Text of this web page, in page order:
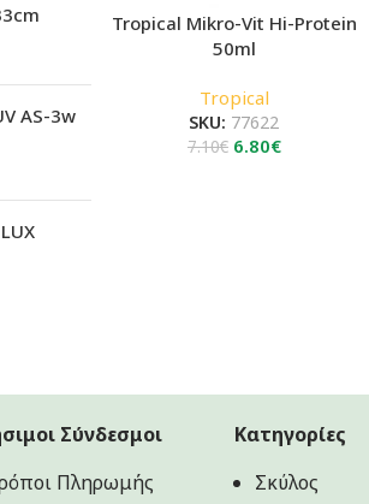
AS-3w
Tropical Mikro-Vit Hi-Protein
50ml
Tropical
SKU: 77622
7.10€ Original
6.80€Η
Σύνδεσμοι
Πληρωμής
Κατηγορίες
Σκύλος